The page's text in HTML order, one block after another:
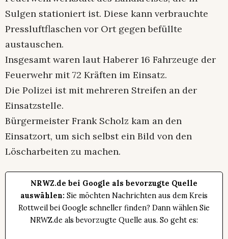
Sulgen stationiert ist. Diese kann verbrauchte
Pressluftflaschen vor Ort gegen befüllte
austauschen.
Insgesamt waren laut Haberer 16 Fahrzeuge der
Feuerwehr mit 72 Kräften im Einsatz.
Die Polizei ist mit mehreren Streifen an der
Einsatzstelle.
Bürgermeister Frank Scholz kam an den
Einsatzort, um sich selbst ein Bild von den
Löscharbeiten zu machen.
NRWZ.de bei Google als bevorzugte Quelle
auswählen: Sie möchten Nachrichten aus dem Kreis
Rottweil bei Google schneller finden? Dann wählen Sie
NRWZ.de als bevorzugte Quelle aus. So geht es: